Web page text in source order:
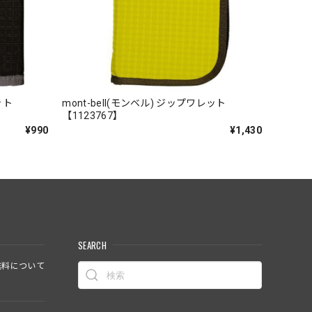
¥990
mont-bell(モンベル) ジップワレット
【1123767】
¥1,430
について
SEARCH